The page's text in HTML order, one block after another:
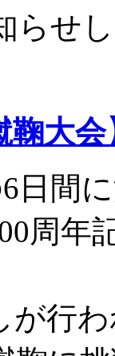
らせ
鞠大会
日間
周年
が行